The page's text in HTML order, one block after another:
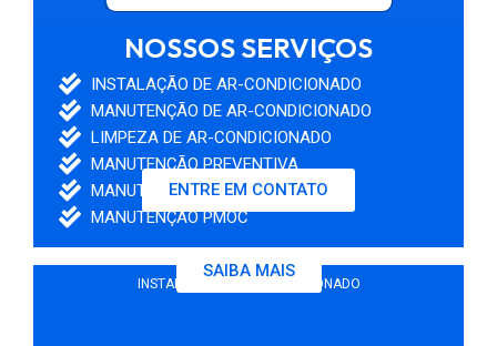
NOSSOS SERVIÇOS
INSTALAÇÃO DE AR-CONDICIONADO
MANUTENÇÃO DE AR-CONDICIONADO
LIMPEZA DE AR-CONDICIONADO
MANUTENÇÃO PREVENTIVA
MANUTENÇÃO CORRETIVA
MANUTENÇÃO PMOC
ENTRE EM CONTATO
INSTALAÇÃO DE AR-CONDICIONADO
SAIBA MAIS